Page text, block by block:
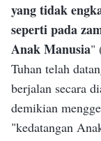
yang tidak
seperti pada
Anak Manusia"
Tuhan telah
berjalan secara
demikian
"kedatangan